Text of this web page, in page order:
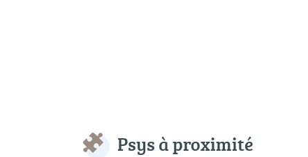
Psys à proximité